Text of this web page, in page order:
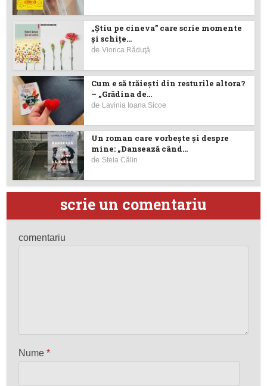
„Știu pe cineva” care scrie momente
și schițe...
deViorica Răduţă
Cum e să trăiești din resturile altora?
– „Grădina de...
de Lavinia Ioana Sicoe
Un roman care vorbește și despre
mine: „Dansează când...
de Stela Călin
scrie un comentariu
comentariu
Nume*